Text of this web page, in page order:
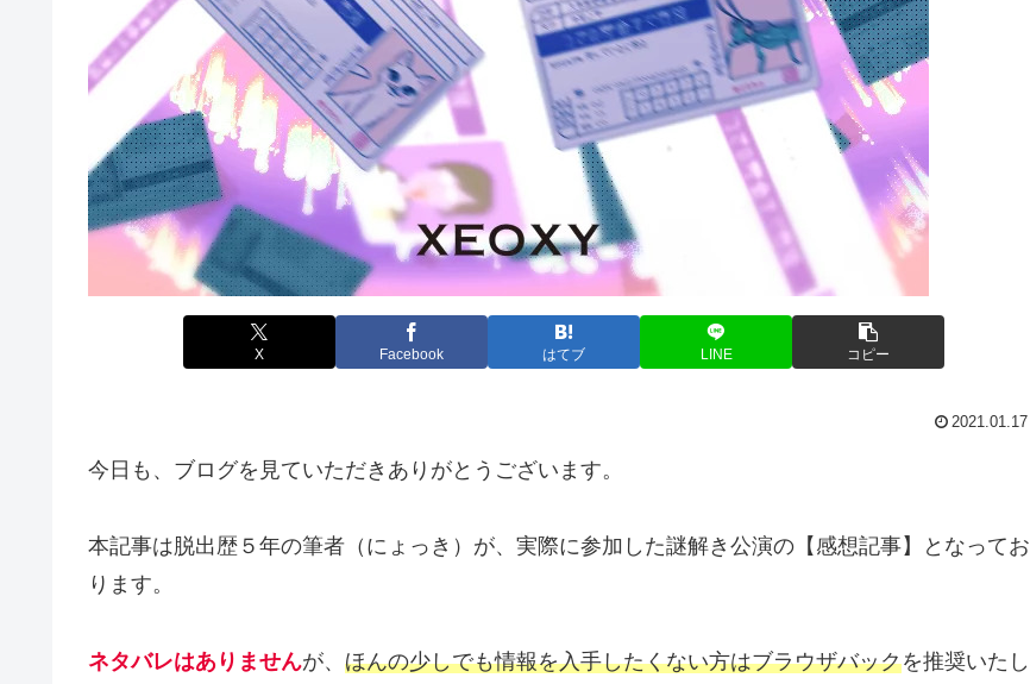
X Facebook はてブ LINE コピー
2021.01.17
今日も、ブログを見ていただきありがとうございます。
本記事は脱出歴５年の筆者（にょっき）が、実際に参加した謎解き公演の【感想記事】となってお
ります。
ネタバレはありませんが、 ほんの少しでも情報を入手したくない方はブラウザバックを推奨いたし